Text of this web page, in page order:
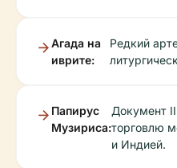
Агада на
иврите:
Редкий
Папирус
Музириса:
Документ
торговлю
и Индией.